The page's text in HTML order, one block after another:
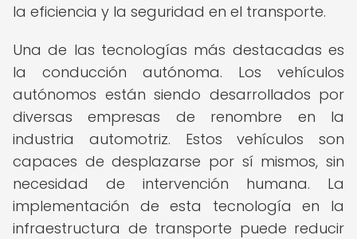
la eficiencia y la seguridad en el transporte.
Una de las tecnologías más destacadas es
la conducción autónoma. Los vehículos
autónomos están siendo desarrollados por
diversas empresas de renombre en la
industria automotriz. Estos vehículos son
capaces de desplazarse por sí mismos, sin
necesidad de intervención humana. La
implementación de esta tecnología en la
infraestructura de transporte puede reducir